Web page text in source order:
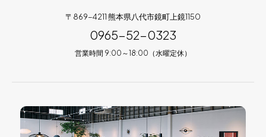
〒869-4211 熊本県八代市鏡町上鏡1150
0965-52-0323
営業時間 9:00～18:00（水曜定休）